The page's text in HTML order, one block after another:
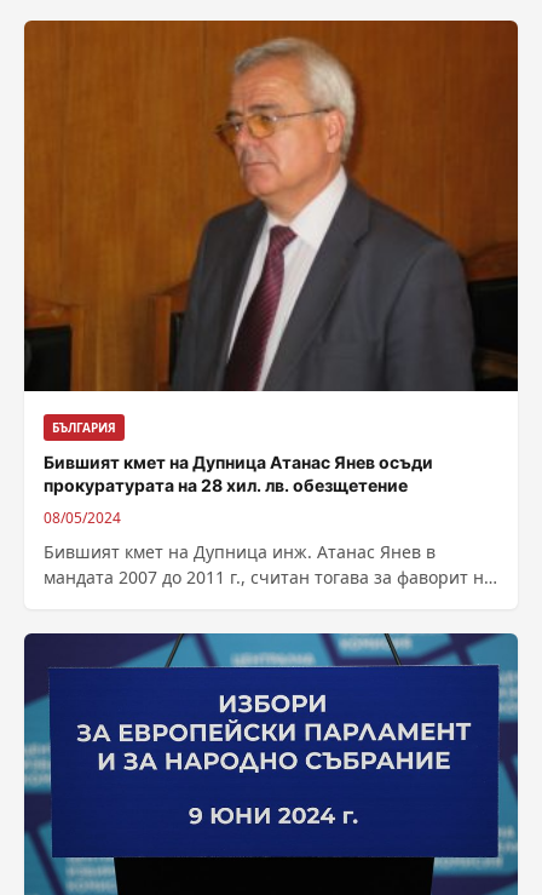
БЪЛГАРИЯ
Бившият кмет на Дупница Атанас Янев осъди
прокуратурата на 28 хил. лв. обезщетение
08/05/2024
Бившият кмет на Дупница инж. Атанас Янев в
мандата 2007 до 2011 г., считан тогава за фаворит на